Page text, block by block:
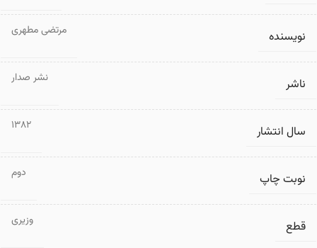
نویسنده مرتضی مطهری
ناشر نشر صدار
سال انتشار 1382
نوبت چاپ دوم
قطع وزیری